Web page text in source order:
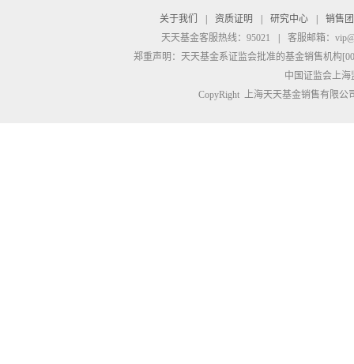
关于我们 资质证明 研究中心
销售
天天基金客服热线：95021
客服邮箱：
郑重声明： 天天基金系证监会批准的基金销售机构
中国证监会上
CopyRight 上海天天基金销售有限